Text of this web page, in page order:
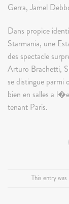
Gerra, Jamel
Dans propice
Starmania, une
des spectacle
Arturo Brachetti,
se distingue parmi
bien en salles a
tenant Paris.
This entry